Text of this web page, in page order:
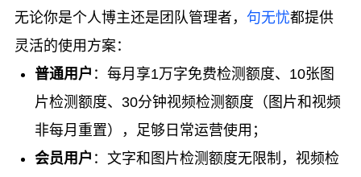
无论你是个人博主还是团队管理者， 句无忧都提供
灵活的使用方案：
普通用户 ：每月享1万字免费检测额度、10张图
片检测额度、30分钟视频检测额度（图片和视频
非每月重置），足够日常运营使用；
会员用户 ：文字和图片检测额度无限制，视频检